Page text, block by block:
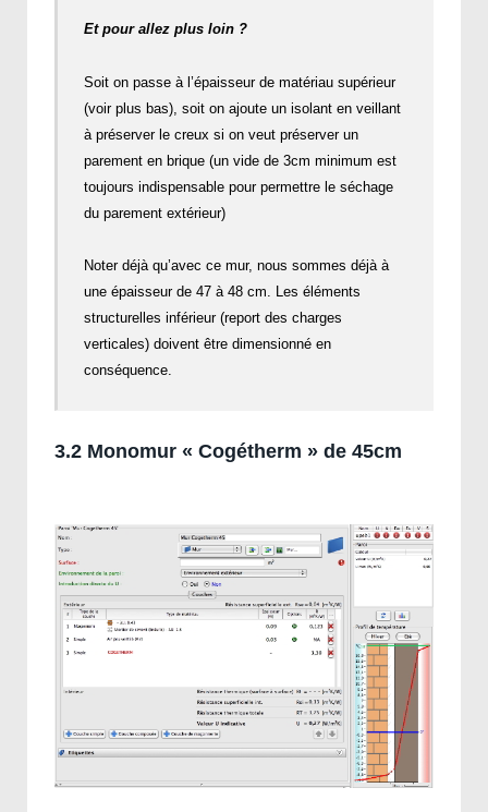
Et pour allez plus loin ?
Soit on passe à l’épaisseur de matériau supérieur
(voir plus bas), soit on ajoute un isolant en veillant
à préserver le creux si on veut préserver un
parement en brique (un vide de 3cm minimum est
toujours indispensable pour permettre le séchage
du parement extérieur)
Noter déjà qu’avec ce mur, nous sommes déjà à
une épaisseur de 47 à 48 cm. Les éléments
structurelles inférieur (report des charges
verticales) doivent être dimensionné en
conséquence.
3.2 Monomur « Cogétherm » de 45cm